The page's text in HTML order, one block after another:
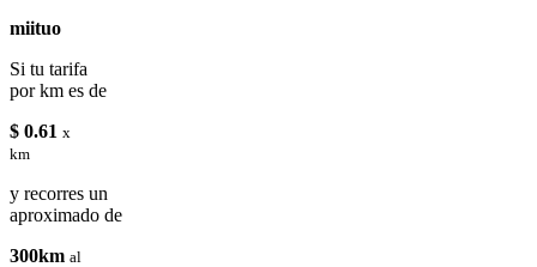
miituo
Si tu tarifa
por km es de
$ 0.61 x
km
y recorres un
aproximado de
300km al